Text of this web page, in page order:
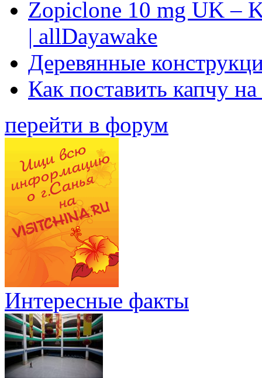
Zopiclone 10 mg UK –
| allDayawake
Деревянные
Как поставить капчу
перейти в форум
Интересные факты